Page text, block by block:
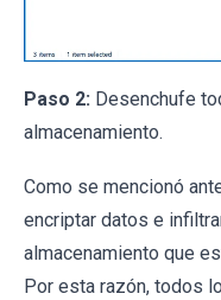
Paso 2: Desenchufe
almacenamiento.
Como se mencionó
encriptar datos e
almacenamiento que
Por esta razón, todos